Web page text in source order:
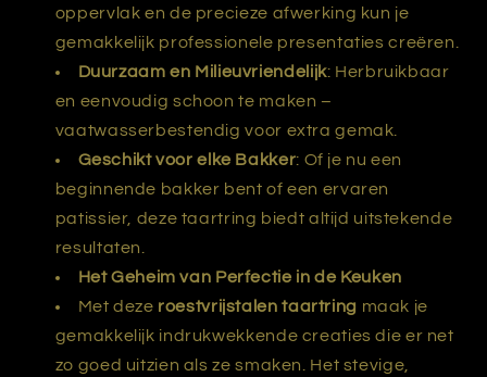
oppervlak en de precieze afwerking kun je
gemakkelijk professionele presentaties creëren.
Duurzaam en Milieuvriendelijk: Herbruikbaar
en eenvoudig schoon te maken –
vaatwasserbestendig voor extra gemak.
Geschikt voor elke Bakker: Of je nu een
beginnende bakker bent of een ervaren
patissier, deze taartring biedt altijd uitstekende
resultaten.
Het Geheim van Perfectie in de Keuken
Met deze roestvrijstalen taartring maak je
gemakkelijk indrukwekkende creaties die er net
zo goed uitzien als ze smaken. Het stevige,